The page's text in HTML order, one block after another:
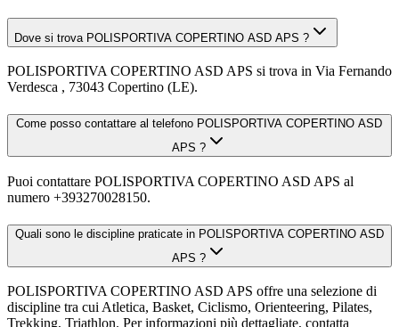
Dove si trova POLISPORTIVA COPERTINO ASD APS ?
POLISPORTIVA COPERTINO ASD APS si trova in Via Fernando
Verdesca , 73043 Copertino (LE).
Come posso contattare al telefono POLISPORTIVA COPERTINO ASD
APS ?
Puoi contattare POLISPORTIVA COPERTINO ASD APS al
numero +393270028150.
Quali sono le discipline praticate in POLISPORTIVA COPERTINO ASD
APS ?
POLISPORTIVA COPERTINO ASD APS offre una selezione di
discipline tra cui Atletica, Basket, Ciclismo, Orienteering, Pilates,
Trekking, Triathlon. Per informazioni più dettagliate, contatta